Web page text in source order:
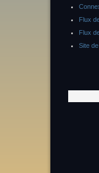
Flux
Flux
Site